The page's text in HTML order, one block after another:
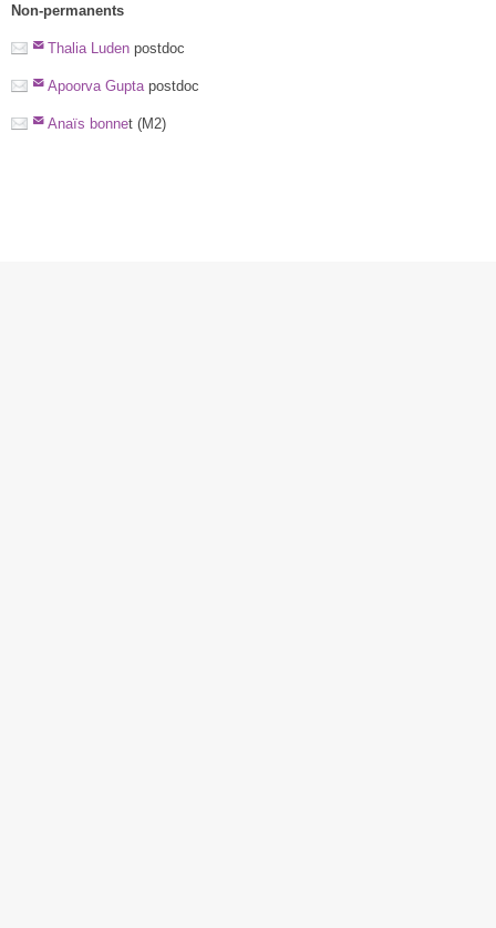
Non-permanents
Thalia Ludenpostdoc
Apoorva Guptapostdoc
Anaïs bonnet (M2)